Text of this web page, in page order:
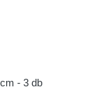
- 3 db